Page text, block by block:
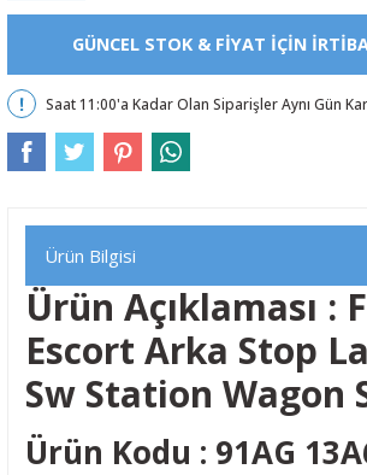
GÜNCEL STOK & FIYAT IÇIN
Saat 11:00'a Kadar Olan Siparişler Aynı Gün
Ürün Bilgisi
Ürün Açıklaması :
Escort Arka Stop
Sw Station Wagon
Ürün Kodu : 91AG